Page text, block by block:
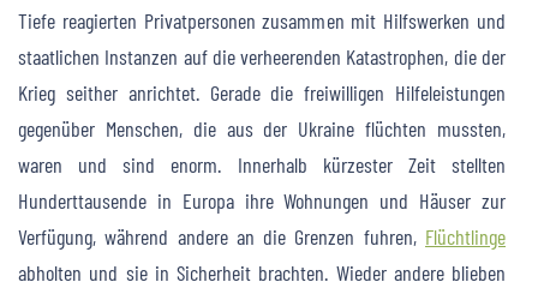
Tiefe reagierten Privatpersonen zusammen mit Hilfswerken und
staatlichen Instanzen auf die verheerenden Katastrophen, die der
Krieg seither anrichtet. Gerade die freiwilligen Hilfeleistungen
gegenüber Menschen, die aus der Ukraine flüchten mussten,
waren und sind enorm. Innerhalb kürzester Zeit stellten
Hunderttausende in Europa ihre Wohnungen und Häuser zur
Verfügung, während andere an die Grenzen fuhren, Flüchtlinge
abholten und sie in Sicherheit brachten. Wieder andere blieben